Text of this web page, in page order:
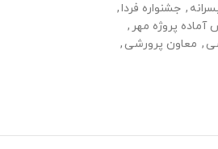
, جشنواره فردا,
آماده پروژه مهر ,
, معاون پرورشی ,